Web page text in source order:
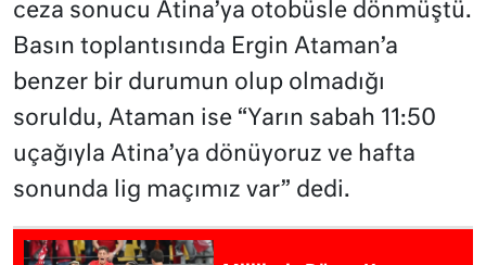
ceza sonucu Atina’ya otobüsle dönmüştü.
Basın toplantısında Ergin Ataman’a
benzer bir durumun olup olmadığı
soruldu, Ataman ise “Yarın sabah 11:50
uçağıyla Atina’ya dönüyoruz ve hafta
sonunda lig maçımız var” dedi.